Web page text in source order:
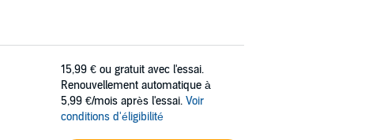
15,99 € ou gratuit avec l'essai.
Renouvellement automatique à
5,99 €/mois après l'essai. Voir
conditions d'éligibilité